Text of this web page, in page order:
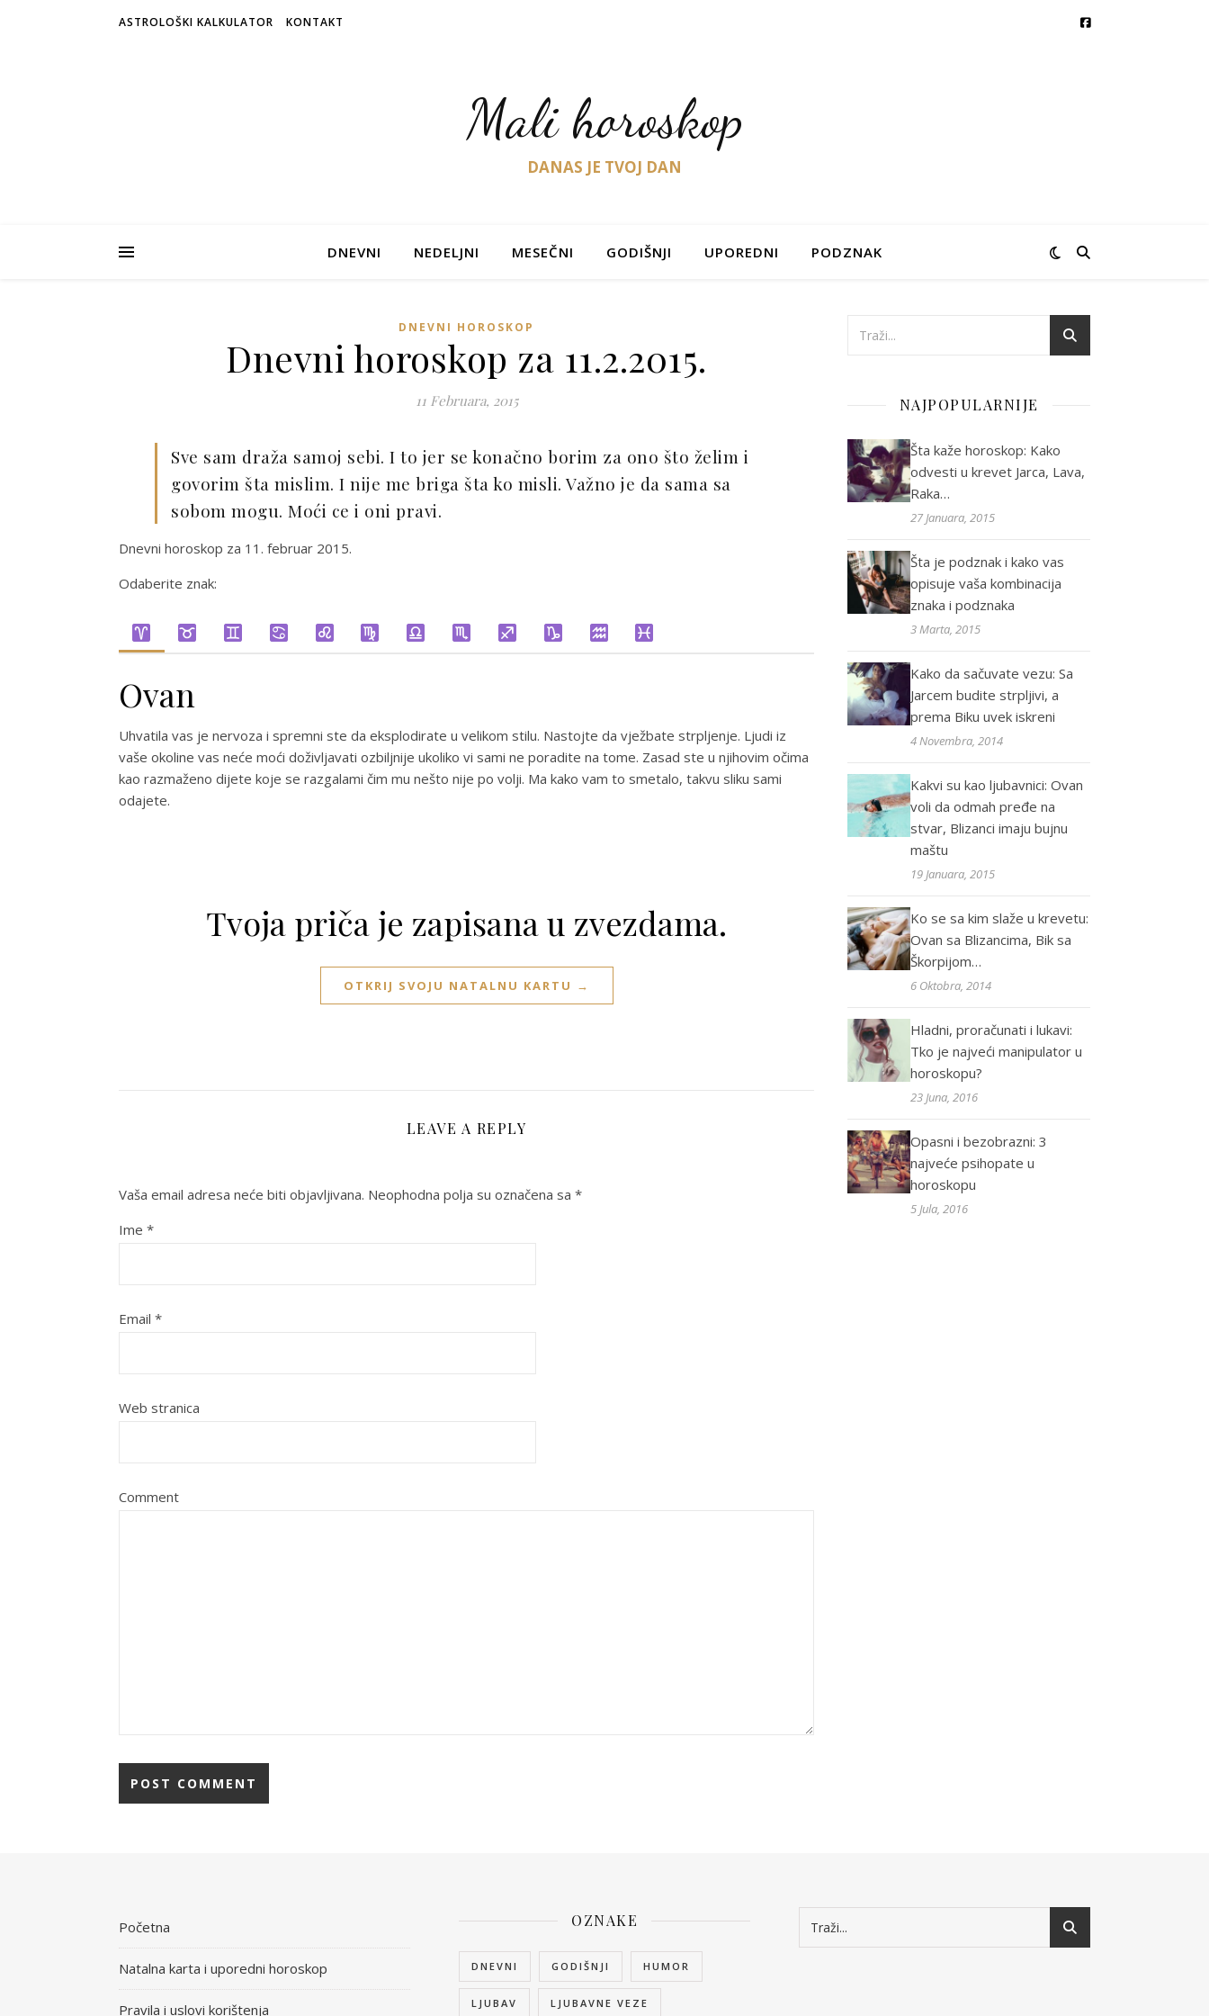
ASTROLOŠKI KALKULATOR KONTAKT
Mali horoskop
DANAS JE TVOJ DAN
DNEVNI NEDELJNI MESEČNI GODIŠNJI UPOREDNI PODZNAK
DNEVNI HOROSKOP
Dnevni horoskop za 11.2.2015.
11 Februara, 2015
Sve sam draža samoj sebi. I to jer se konačno borim za ono što želim i
govorim šta mislim. I nije me briga šta ko misli. Važno je da sama sa
sobom mogu. Moći ce i oni pravi.
Dnevni horoskop za 11. februar 2015.
Odaberite znak:
Ovan
Uhvatila vas je nervoza i spremni ste da eksplodirate u velikom stilu. Nastojte da vježbate strpljenje. Ljudi iz
vaše okoline vas neće moći doživljavati ozbiljnije ukoliko vi sami ne poradite na tome. Zasad ste u njihovim očima
kao razmaženo dijete koje se razgalami čim mu nešto nije po volji. Ma kako vam to smetalo, takvu sliku sami
odajete.
Tvoja priča je zapisana u zvezdama.
OTKRIJ SVOJU NATALNU KARTU →
LEAVE A REPLY
Vaša email adresa neće biti objavljivana. Neophodna polja su označena sa *
Ime *
Email *
Web stranica
Comment
NAJPOPULARNIJE
Šta kaže horoskop: Kako
odvesti u krevet Jarca, Lava,
Raka…
27 Januara, 2015
Šta je podznak i kako vas
opisuje vaša kombinacija
znaka i podznaka
3 Marta, 2015
Kako da sačuvate vezu: Sa
Jarcem budite strpljivi, a
prema Biku uvek iskreni
4 Novembra, 2014
Kakvi su kao ljubavnici: Ovan
voli da odmah pređe na
stvar, Blizanci imaju bujnu
maštu
19 Januara, 2015
Ko se sa kim slaže u krevetu:
Ovan sa Blizancima, Bik sa
Škorpijom…
6 Oktobra, 2014
Hladni, proračunati i lukavi:
Tko je najveći manipulator u
horoskopu?
23 Juna, 2016
Opasni i bezobrazni: 3
najveće psihopate u
horoskopu
5 Jula, 2016
Početna
Natalna karta i uporedni horoskop
Pravila i uslovi korištenja
OZNAKE
DNEVNI GODIŠNJI HUMOR
LJUBAV LJUBAVNE VEZE